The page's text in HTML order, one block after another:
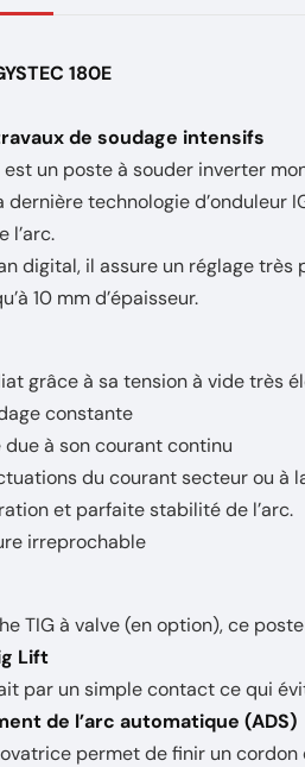
180E
de soudage intensifs
est un poste à souder inverter
technologie d’onduleur
l’arc.
digital, il assure un réglage
10 mm d’épaisseur.
grâce à sa tension à vide très
constante
à son courant continu
du courant secteur ou à
et parfaite stabilité de l’arc.
irreprochable
TIG à valve (en option), ce
Lift
par un simple contact ce qui
de l’arc automatique (ADS)
permet de finir un cordon